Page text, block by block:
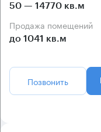
50 — 14770 кв.м
Продажа помещений
до 1041 кв.м
Позвонить